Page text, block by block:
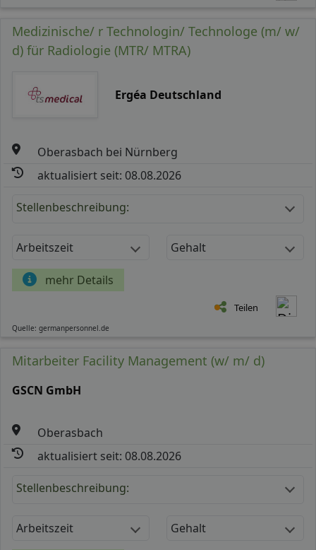
Medizinische/ r Technologin/ Technologe (m/ w/
d) für Radiologie (MTR/ MTRA)
Ergéa Deutschland
Oberasbach bei Nürnberg
aktualisiert seit: 08.08.2026
Stellenbeschreibung:
Arbeitszeit Gehalt
mehr Details
Teilen
Quelle: germanpersonnel.de
Mitarbeiter Facility Management (w/ m/ d)
GSCN GmbH
Oberasbach
aktualisiert seit: 08.08.2026
Stellenbeschreibung:
Arbeitszeit Gehalt